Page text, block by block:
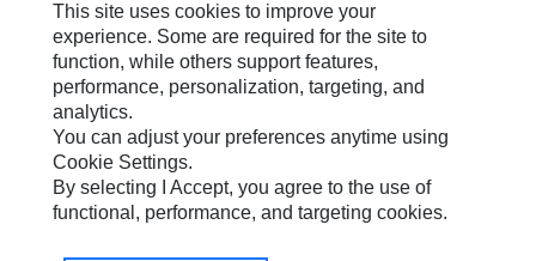
Mapa Del Sitio
Cookie Settings
Avisos Legales
Privacidad
This site uses cookies to improve your
experience. Some are required for the site to
function, while others support features,
performance, personalization, targeting, and
analytics.
You can adjust your preferences anytime using
Cookie Settings.
By selecting I Accept, you agree to the use of
functional, performance, and targeting cookies.